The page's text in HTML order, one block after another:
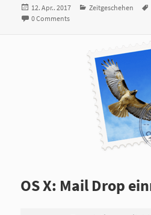
Veröffentlicht
am
12. Apr.. 2017 Kategorien
Zeitgeschehen
0 Comments
OS X: Mail Drop